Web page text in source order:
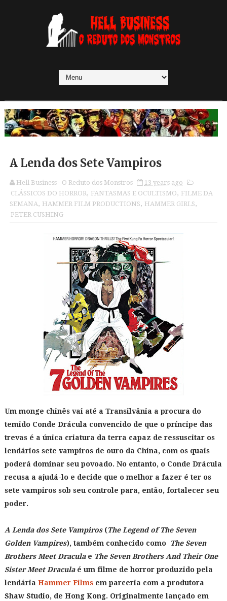
A Lenda dos Sete Vampiros
Hell Business - O Reduto dos Monstros
13 years ago
CLÁSSICOS DO HORROR, FANTASMAS E OCULTISMO, FILME DA
SEMANA, HAMMER FILM PRODUCTIONS, HAMMER GIRLS,
PETER CUSHING
Um monge chinês vai até a Transilvânia a procura do
temido Conde Drácula convencido de que o príncipe das
trevas é a única criatura da terra capaz de ressuscitar os
lendários sete vampiros de ouro da China, com os quais
poderá dominar seu povoado. No entanto, o Conde Drácula
recusa a ajudá-lo e decide que o melhor a fazer é ter os
sete vampiros sob seu controle para, então, fortalecer seu
poder.
A Lenda dos Sete Vampiros(The Legend of The Seven
Golden Vampires), também conhecido como
The Seven
Brothers Meet Draculae The Seven Brothers And Their One
Sister Meet Draculaé um filme de horror produzido pela
lendária Hammer Filmsem parceria com a produtora
Shaw Studio, de Hong Kong. Originalmente lançado em